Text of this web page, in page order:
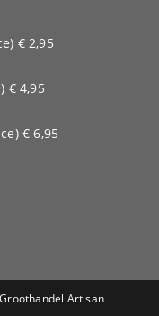
€ 2,95
€ 4,95
€ 6,95
Groothandel Artisan